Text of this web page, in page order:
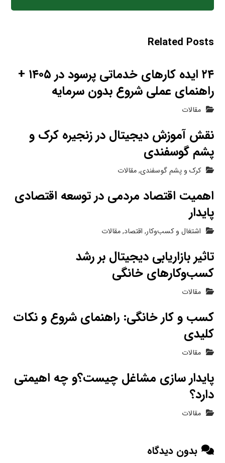
Related Posts
۲۴ ایده کارهای خدماتی پرسود در ۱۴۰۵ +
راهنمای عملی شروع بدون سرمایه
مقالات
نقش آموزش دیجیتال در زنجیره کرک و
پشم گوسفندی
کرک و پشم گوسفندی,مقالات
اهمیت اقتصاد مردمی در توسعه اقتصادی
پایدار
اشتغال و کسب‌وکار, اقتصاد,مقالات
تاثیر بازاریابی دیجیتال بر رشد
کسب‌وکارهای خانگی
مقالات
کسب و کار خانگی: راهنمای شروع و نکات
کلیدی
مقالات
پایدار سازی مشاغل چیست؟و چه اهیمتی
دارد؟
مقالات
بدون دیدگاه